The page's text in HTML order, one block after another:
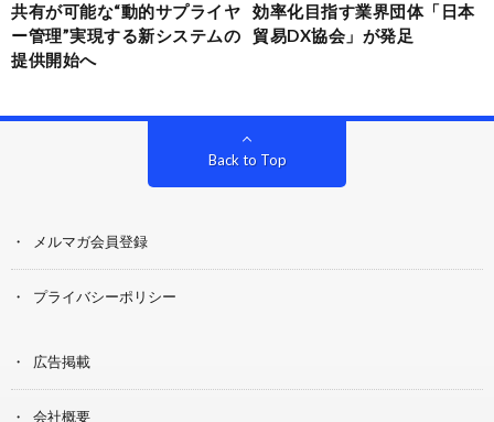
共有が可能な“動的サプライヤ
ー管理”実現する新システムの
提供開始へ
効率化目指す業界団体「日本
貿易DX協会」が発足
Back to Top
メルマガ会員登録
プライバシーポリシー
広告掲載
会社概要